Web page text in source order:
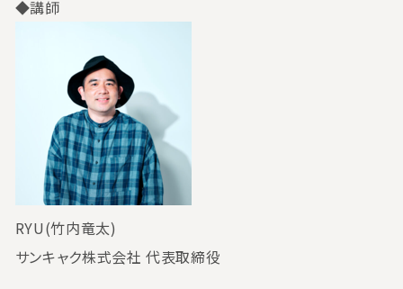
◆講師
RYU(竹内竜太)
サンキャク株式会社 代表取締役